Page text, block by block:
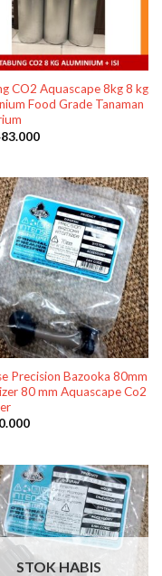
CO2 Aquascape 8kg 8 kg
Food Grade Tanaman
Precision Bazooka 80mm
80 mm Aquascape Co2
STOK HABIS